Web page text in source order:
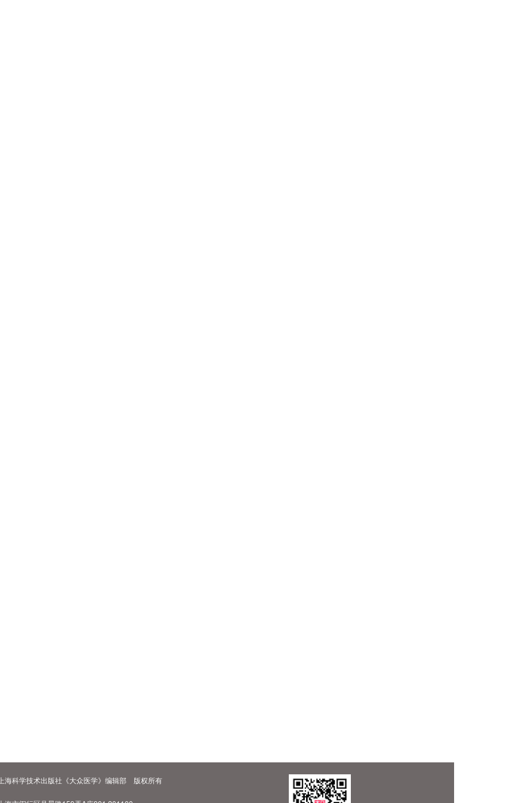
上海科学技术出版社《大众医学》编辑部 版权所有